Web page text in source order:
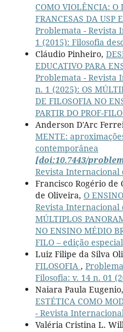
COMO VIOLÊNCIA: O
FRANCESAS DA USP
Problemata - Revista
1 (2015): Filosofia
Cláudio Pinheiro,
EDUCATIVO PARA
Problemata - Revista
n. 1 (2025): OS
DE FILOSOFIA NO
PARTIR DO PROF-
Anderson D'Arc
MENTE:
contemporânea
[doi:10.7443/
Revista Internacional
Francisco Rogério de
de Oliveira, O
Revista Internacional
MÚLTIPLOS
NO ENSINO MÉDIO
FILO – edição especial
Luiz Filipe da Silva
FILOSOFIA ,
Filosofia: v. 14 n. 01
Naiara Paula Eugenio,
ESTÉTICA COMO
- Revista
Valéria Cristina L.